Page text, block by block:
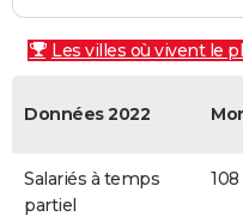
Les villes où vivent le
Données 2022
Salariés à temps
partiel
108